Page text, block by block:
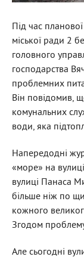
Під час
міської ради 2
головного
господарства
проблемних
Він повідомив,
комунальних
води, яка
Напередодні
«море» на
вулиці Панаса
більше ніж по
кожного
Згодом
Але сьогодні